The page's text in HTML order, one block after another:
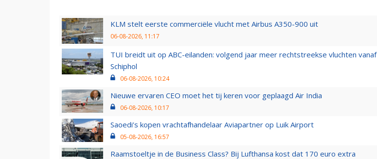
KLM stelt eerste commerciële vlucht met Airbus A350-900 uit
06-08-2026, 11:17
TUI breidt uit op ABC-eilanden: volgend jaar meer rechtstreekse vluchten vanaf
Schiphol
06-08-2026, 10:24
Nieuwe ervaren CEO moet het tij keren voor geplaagd Air India
06-08-2026, 10:17
Saoedi’s kopen vrachtafhandelaar Aviapartner op Luik Airport
05-08-2026, 16:57
Raamstoeltje in de Business Class? Bij Lufthansa kost dat 170 euro extra